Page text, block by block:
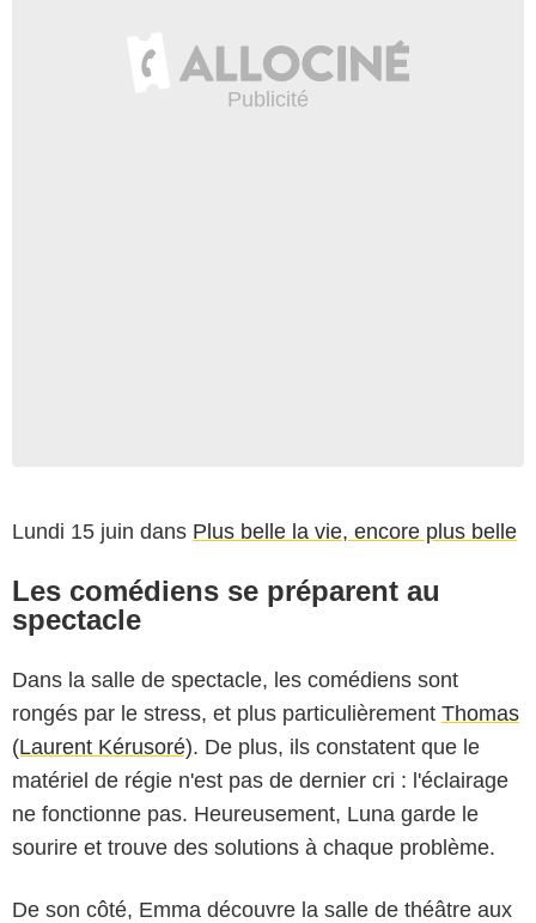
Lundi 15 juin dans Plus belle la vie, encore plus belle
Les comédiens se préparent au
spectacle
Dans la salle de spectacle, les comédiens sont
rongés par le stress, et plus particulièrement Thomas
(Laurent Kérusoré). De plus, ils constatent que le
matériel de régie n'est pas de dernier cri : l'éclairage
ne fonctionne pas. Heureusement, Luna garde le
sourire et trouve des solutions à chaque problème.
De son côté, Emma découvre la salle de théâtre aux